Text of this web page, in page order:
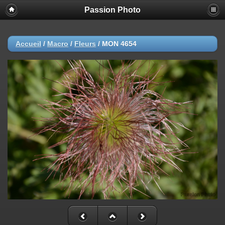
Passion Photo
Accueil / Macro / Fleurs / MON 4654